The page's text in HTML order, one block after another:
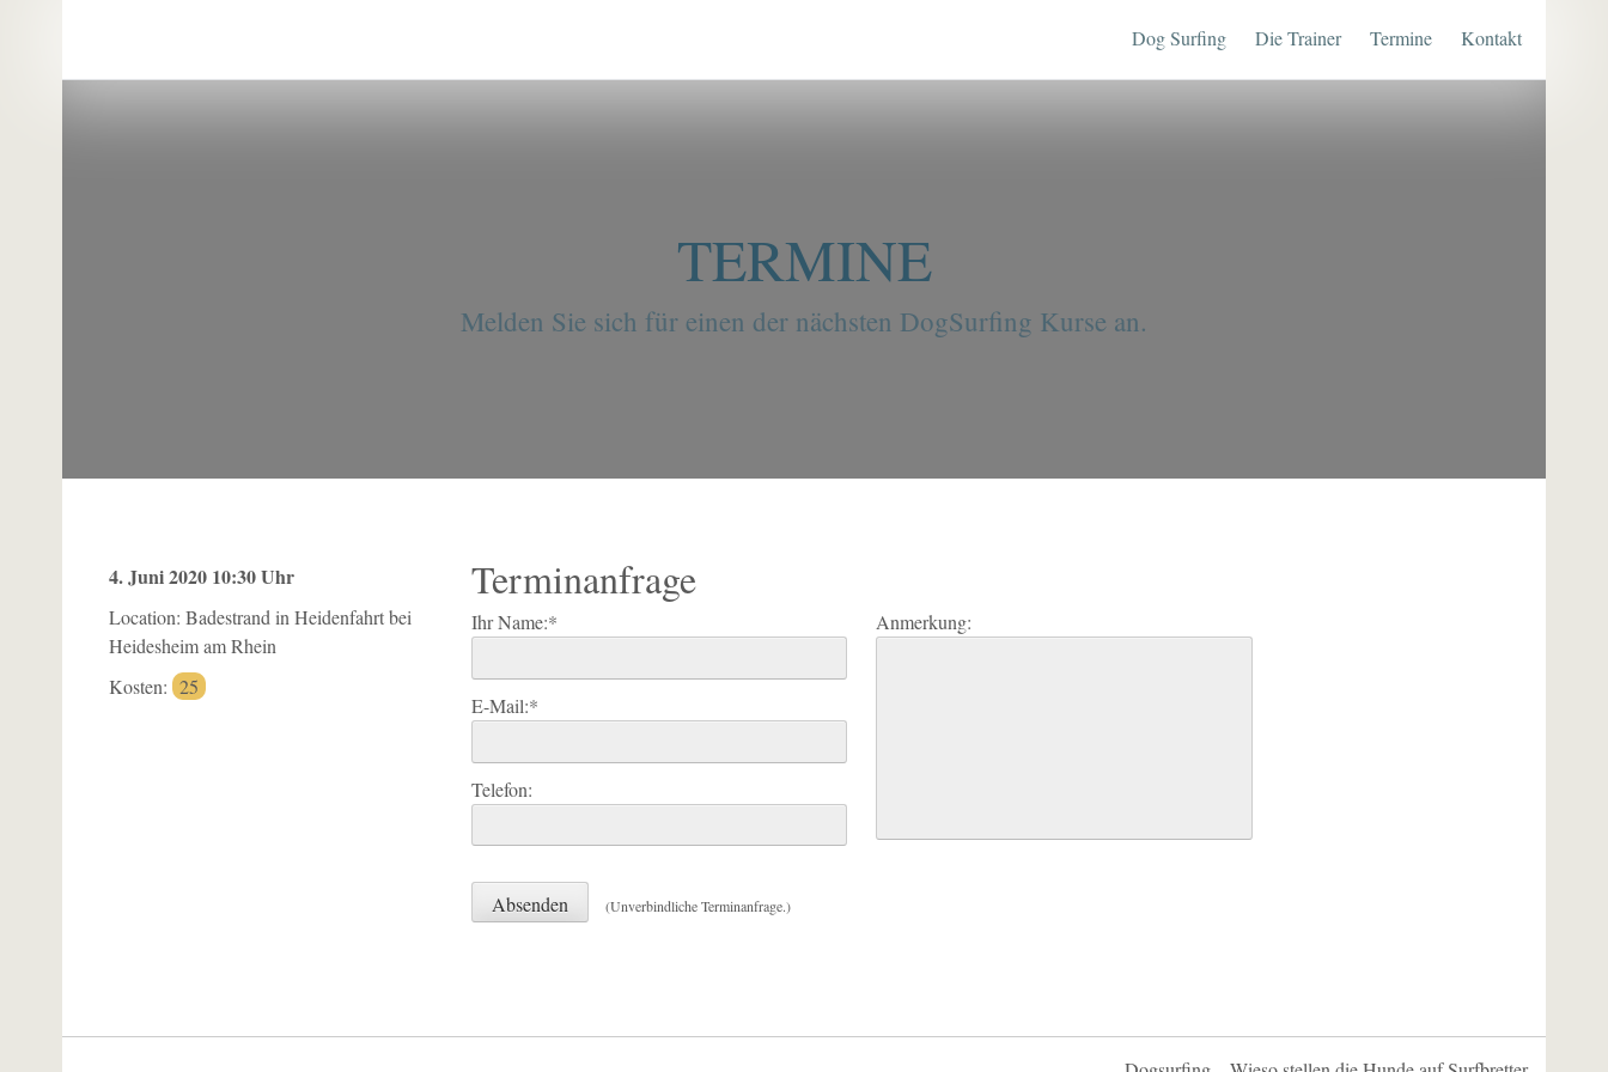
Dog Surfing Die Trainer Termine Kontakt
TERMINE
Melden Sie sich für einen der nächsten DogSurfing Kurse an.
4. Juni 2020 10:30 Uhr
Location: Badestrand in Heidenfahrt bei
Heidesheim am Rhein
Kosten: 25
Terminanfrage
Ihr Name:*
E-Mail:*
Telefon:
Anmerkung:
(Unverbindliche Terminanfrage.)